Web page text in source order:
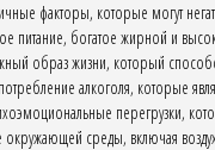
факторы, которые могут
питание, богатое жирной и
образ жизни, который
алкоголя, которые
перегрузки,
окружающей среды, включая